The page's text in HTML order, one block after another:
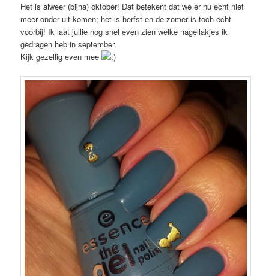
Het is alweer (bijna) oktober! Dat betekent dat we er nu echt niet
meer onder uit komen; het is herfst en de zomer is toch echt
voorbij! Ik laat jullie nog snel even zien welke nagellakjes ik
gedragen heb in september.
Kijk gezellig even mee